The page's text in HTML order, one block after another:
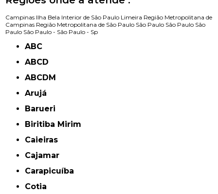
Campinas Ilha Bela Interior de São Paulo Limeira Região Metropolitana de
Campinas Região Metropolitana de São Paulo São Paulo São Paulo São
Paulo São Paulo - São Paulo - Sp
ABC
ABCD
ABCDM
Arujá
Barueri
Biritiba Mirim
Caieiras
Cajamar
Carapicuíba
Cotia